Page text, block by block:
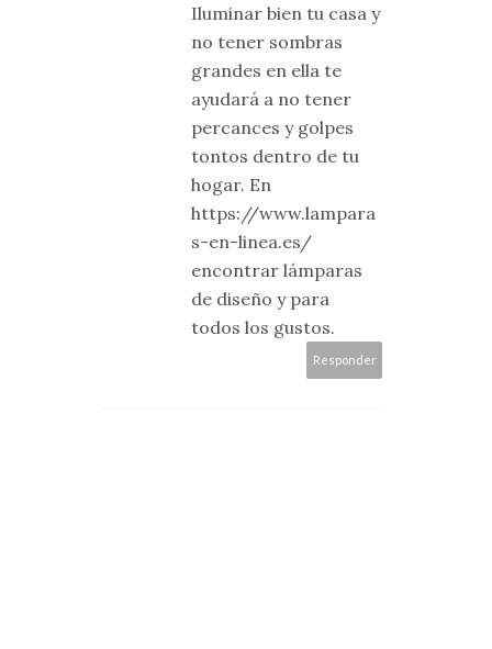
Iluminar bien tu casa y
no tener sombras
grandes en ella te
ayudará a no tener
percances y golpes
tontos dentro de tu
hogar. En
https://www.lampara
s-en-linea.es/
encontrar lámparas
de diseño y para
todos los gustos.
Responder